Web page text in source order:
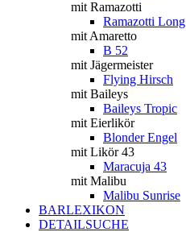
mit Ramazotti
Ramazotti Long
mit Amaretto
B 52
mit Jägermeister
Flying Hirsch
mit Baileys
Baileys Tropic
mit Eierlikör
Blonder Engel
mit Likör 43
Maracuja 43
mit Malibu
Malibu Sunrise
BARLEXIKON
DETAILSUCHE